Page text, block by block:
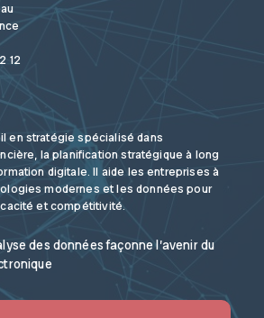
12
en stratégie spécialisé dans
la planification stratégique à long
digitale. Il aide les entreprises à
modernes et les données pour
et compétitivité.
des données façonne l’avenir du